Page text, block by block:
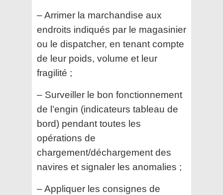
– Arrimer la marchandise aux
endroits indiqués par le magasinier
ou le dispatcher, en tenant compte
de leur poids, volume et leur
fragilité ;
– Surveiller le bon fonctionnement
de l’engin (indicateurs tableau de
bord) pendant toutes les
opérations de
chargement/déchargement des
navires et signaler les anomalies ;
– Appliquer les consignes de